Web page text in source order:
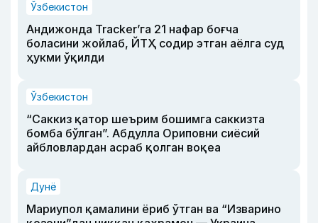
Ўзбекистон
Андижонда Tracker’га 21 нафар боғча
боласини жойлаб, ЙТҲ содир этган аёлга суд
ҳукми ўқилди
Ўзбекистон
“Саккиз қатор шеърим бошимга саккизта
бомба бўлган”. Абдулла Ориповни сиёсий
айбловлардан асраб қолган воқеа
Дунё
Мариупол қамалини ёриб ўтган ва “Изварино